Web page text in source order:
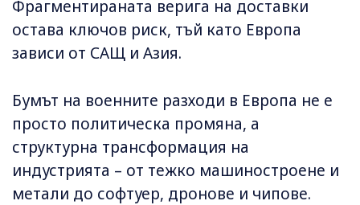
Фрагментираната верига на доставки
остава ключов риск, тъй като Европа
зависи от САЩ и Азия.
Бумът на военните разходи в Европа не е
просто политическа промяна, а
структурна трансформация на
индустрията – от тежко машиностроене и
метали до софтуер, дронове и чипове.